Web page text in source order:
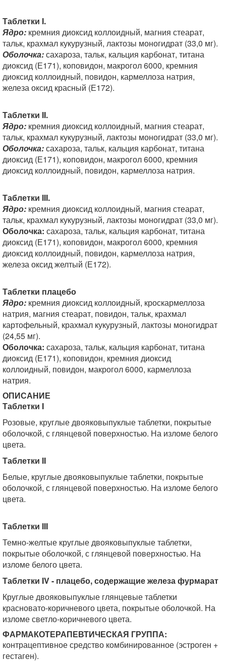
Таблетки I.
Ядро: кремния диоксид коллоидный, магния стеарат,
тальк, крахмал кукурузный, лактозы моногидрат (33,0 мг).
Оболочка:сахароза, тальк, кальция карбонат, титана
диоксид (Е171), коповидон, макрогол 6000, кремния
диоксид коллоидный, повидон, кармеллоза натрия,
железа оксид красный (Е172).
Таблетки II.
Ядро: кремния диоксид коллоидный, магния стеарат,
тальк, крахмал кукурузный, лактозы моногидрат (33,0 мг).
Оболочка:сахароза, тальк, кальция карбонат, титана
диоксид (Е171), коповидон, макрогол 6000, кремния
диоксид коллоидный, повидон, кармеллоза натрия.
Таблетки III.
Ядро: кремния диоксид коллоидный, магния стеарат,
тальк, крахмал кукурузный, лактозы моногидрат (33,0 мг).
Оболочка: сахароза, тальк, кальция карбонат, титана
диоксид (Е171), коповидон, макрогол 6000, кремния
диоксид коллоидный, повидон, кармеллоза натрия,
железа оксид желтый (Е172).
Таблетки плацебо
Ядро: кремния диоксид коллоидный, кроскармеллоза
натрия, магния стеарат, повидон, тальк, крахмал
картофельный, крахмал кукурузный, лактозы моногидрат
(24,55 мг).
Оболочка: сахароза, тальк, кальция карбонат, титана
диоксид (Е171), коповидон, кремния диоксид
коллоидный, повидон, макрогол 6000, кармеллоза
натрия.
ОПИСАНИЕ
Таблетки I
Розовые, круглые двояковыпуклые таблетки, покрытые
оболочкой, с глянцевой поверхностью. На изломе белого
цвета.
Таблетки II
Белые, круглые двояковыпуклые таблетки, покрытые
оболочкой, с глянцевой поверхностью. На изломе белого
цвета.
Таблетки III
Темно-желтые круглые двояковыпуклые таблетки,
покрытые оболочкой, с глянцевой поверхностью. На
изломе белого цвета.
Таблетки IV - плацебо, содержащие железа фурмарат
Круглые двояковыпуклые глянцевые таблетки
красновато-коричневого цвета, покрытые оболочкой. На
изломе светло-коричневого цвета.
ФАРМАКОТЕРАПЕВТИЧЕСКАЯ ГРУППА:
контрацептивное средство комбинированное (эстроген +
гестаген).